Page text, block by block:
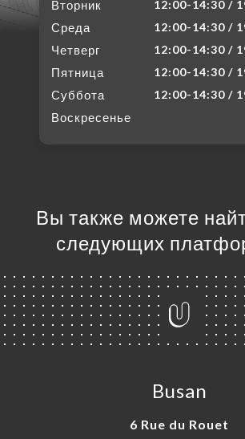
Вторник 12:00-14:30 /
Среда 12:00-14:30 /
Четверг 12:00-14:30 /
Пятница 12:00-14:30 /
Суббота 12:00-14:30 /
Воскресенье
Вы также можете
следующих
Busan
6 Rue du Rouet